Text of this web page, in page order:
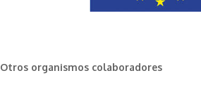
Otros organismos colaboradores